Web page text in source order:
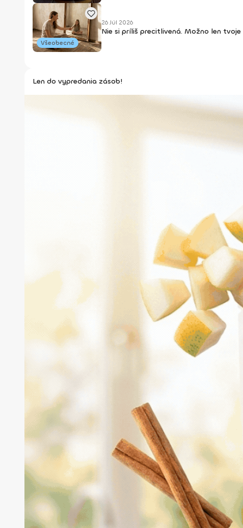
Všeobecné
26 Júl 2026
Nie si príliš precitlivená. Možno len
Len do vypredania zásob!